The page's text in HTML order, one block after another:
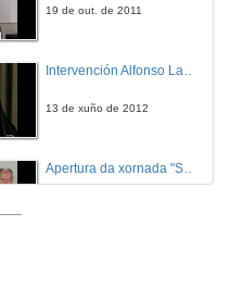
19 de out. de 2011
Intervención Alfonso Lago Ferreiro
13 de xuño de 2012